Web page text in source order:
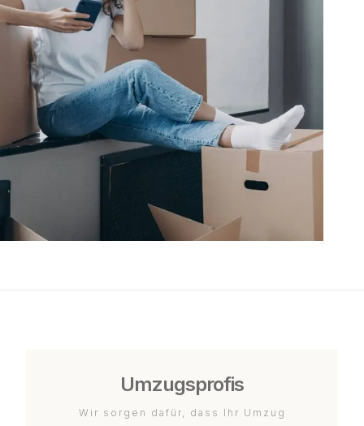
Umzugsprofis
Wir sorgen dafür, dass Ihr Umzug